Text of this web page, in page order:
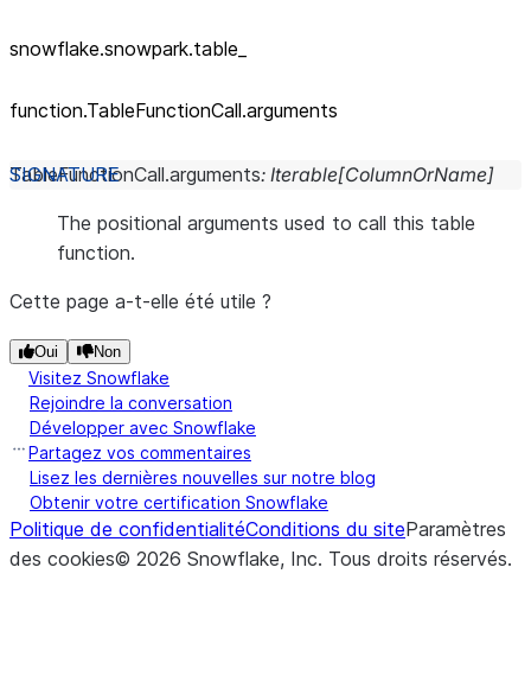
snowflake.snowpark.table_
function.TableFunctionCall.arguments
TableFunctionCall.arguments: Iterable[ColumnOrName]
The positional arguments used to call this table
function.
Cette page a-t-elle été utile ?
Oui Non
Visitez Snowflake
Rejoindre la conversation
Développer avec Snowflake
Partagez vos commentaires
Lisez les dernières nouvelles sur notre blog
Obtenir votre certification Snowflake
Politique de confidentialitéConditions du siteParamètres
des cookies© 2026 Snowflake, Inc. Tous droits réservés.